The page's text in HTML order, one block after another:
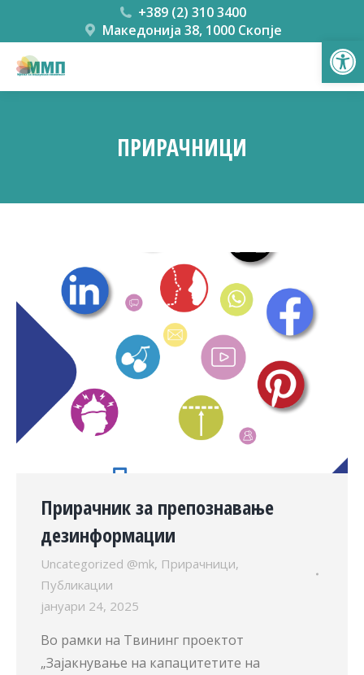
+389 (2) 310 3400
Македонија 38, 1000 Скопје
ПРИРАЧНИЦИ
Прирачник за препознавање
дезинформации
Uncategorized @mk, Прирачници,
Публикации
јануари 24, 2025
Во рамки на Твининг проектот
„Зајакнување на капацитетите на